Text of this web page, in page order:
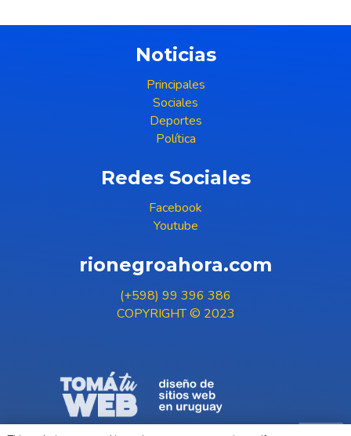
Noticias
Principales
Sociales
Deportes
Política
Redes Sociales
Facebook
Youtube
rionegroahora.com
(+598) 99 396 386
COPYRIGHT © 2023